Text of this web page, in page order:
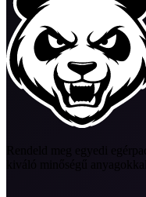
Rendeld meg egyedi
kiváló minőségű